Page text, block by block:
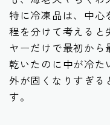
特に冷凍品は、中心
程を分けて考えると
ヤーだけで最初か
乾いたのに中が冷た
外が固くなりすぎ
す。